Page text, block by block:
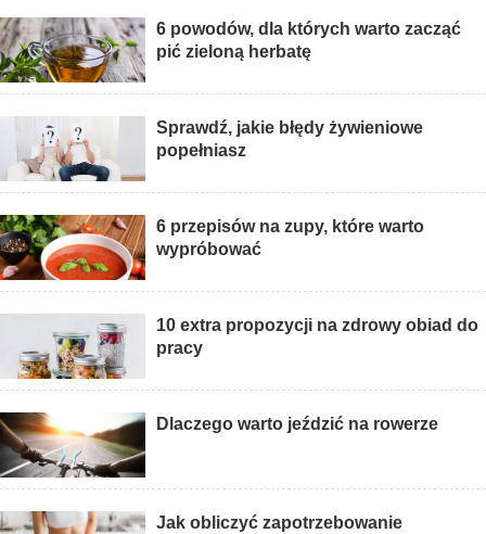
6 powodów, dla których warto zacząć
pić zieloną herbatę
Sprawdź, jakie błędy żywieniowe
popełniasz
6 przepisów na zupy, które warto
wypróbować
10 extra propozycji na zdrowy obiad do
pracy
Dlaczego warto jeździć na rowerze
Jak obliczyć zapotrzebowanie